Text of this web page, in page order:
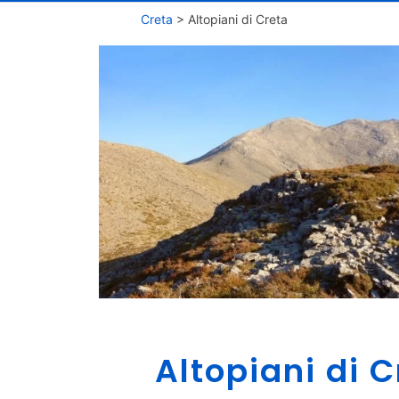
Creta > Altopiani di Creta
Altopiani di